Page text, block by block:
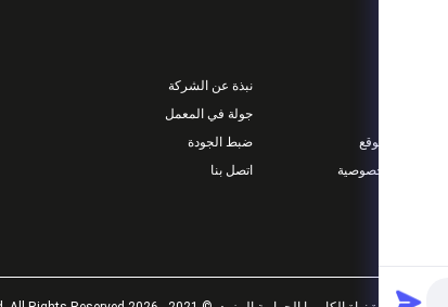
نبذة عن الشركة
جولة في المعمل
ضبط الجودة
اتصل بنا
خريطة الموقع
سياسة الخصوصية